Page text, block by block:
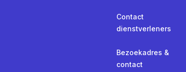
Contact
dienstverleners
Bezoekadres &
contact